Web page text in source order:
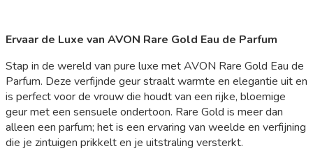
Ervaar de Luxe van AVON Rare Gold Eau de Parfum
Stap in de wereld van pure luxe met AVON Rare Gold Eau de
Parfum. Deze verfijnde geur straalt warmte en elegantie uit en
is perfect voor de vrouw die houdt van een rijke, bloemige
geur met een sensuele ondertoon. Rare Gold is meer dan
alleen een parfum; het is een ervaring van weelde en verfijning
die je zintuigen prikkelt en je uitstraling versterkt.